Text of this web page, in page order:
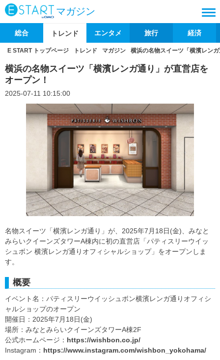
マガジン
総合 トレンド エンタメ 旅行 経済
E START トップページ トレンド マガジン 横浜の名物スイーツ「横濱レン
横浜の名物スイーツ「横濱レンガ通り」が直営店を
オープン！
2025-07-11 10:15:00
名物スイーツ「横濱レンガ通り」が、2025年7月18日(金)、みなと
みらいクイーンズタワーA棟内に初の直営店「パティスリーウイッ
シュボン 横濱レンガ通りオフィシャルショップ」をオープンしま
す。
概要
イベント名：パティスリーウイッシュボン横濱レンガ通りオフィシ
ャルショップのオープン
開催日：2025年7月18日(金)
場所：みなとみらいクイーンズタワーA棟2F
公式ホームページ： https://wishbon.co.jp/
Instagram： https://www.instagram.com/wishbon_yokohama/